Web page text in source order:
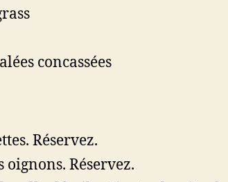
concassées
Réservez.
Réservez.